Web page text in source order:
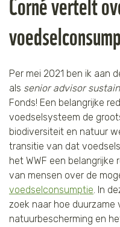
Per mei 2021 ben ik aan
als senioradvisor
Fonds! Een belangrijke
voedselsysteem de
biodiversiteit en natuur
transitie van dat
het WWF een belangrijke
van mensen over de
voedselconsumptie. In
zoek naar hoe duurzame
natuurbescherming en